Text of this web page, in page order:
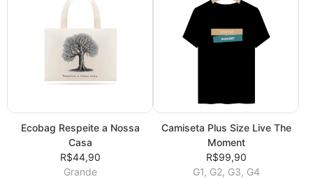
Ecobag Respeite a Nossa
Casa
R$44,90
Grande
Camiseta Plus Size Live The
Moment
R$99,90
G1, G2, G3, G4